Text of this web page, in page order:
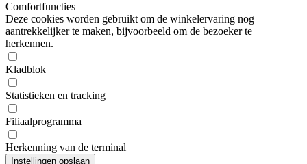
Comfortfuncties
Deze cookies worden gebruikt om de winkelervaring nog
aantrekkelijker te maken, bijvoorbeeld om de bezoeker te
herkennen.
Kladblok
Statistieken en tracking
Filiaalprogramma
Herkenning van de terminal